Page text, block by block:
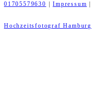
01705579630
|Impressum
Hochzeitsfotograf Hamburg